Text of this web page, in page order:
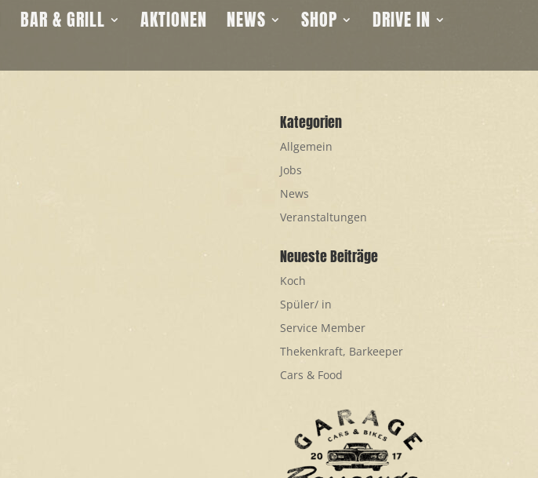
BAR & GRILL AKTIONEN NEWS SHOP
DRIVE IN
Kategorien
Allgemein
Jobs
News
Veranstaltungen
Neueste Beiträge
Koch
Spüler/ in
Service Member
Thekenkraft, Barkeeper
Cars & Food